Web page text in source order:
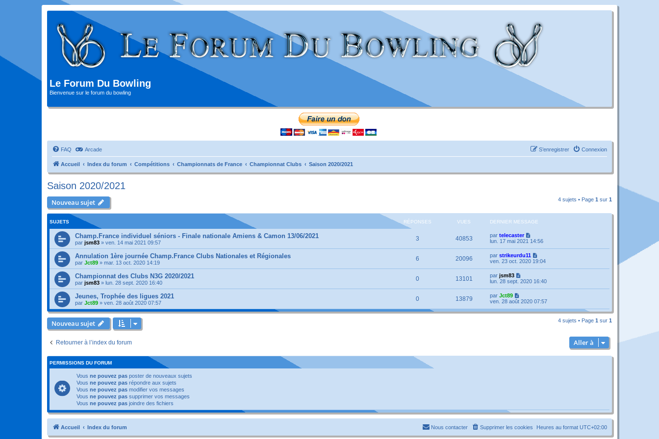
Le Forum Du Bowling
Bienvenue sur le forum du bowling
FAQ Arcade Connexion
S’enregistrer
Accueil Index du forum Compétitions Championnats de France Championnat Clubs Saison 2020/2021
Saison 2020/2021
Nouveau sujet 4 sujets • Page 1 sur 1
SUJETS RÉPONSES VUES DERNIER MESSAGE
Champ.France individuel séniors - Finale nationale Amiens & Camon 13/06/2021
par jsm83 » ven. 14 mai 2021 09:57
3 40853 par telecaster
lun. 17 mai 2021 14:56
Annulation 1ère journée Champ.France Clubs Nationales et Régionales
par Jct89 » mar. 13 oct. 2020 14:19
6 20096 par strikeurdu11
ven. 23 oct. 2020 19:04
Championnat des Clubs N3G 2020/2021
par jsm83 » lun. 28 sept. 2020 16:40
0 13101 par jsm83
lun. 28 sept. 2020 16:40
Jeunes, Trophée des ligues 2021
par Jct89 » ven. 28 août 2020 07:57
0 13879 par Jct89
ven. 28 août 2020 07:57
Nouveau sujet 4 sujets • Page 1 sur 1
Retourner à l’index du forum Aller à
PERMISSIONS DU FORUM
Vous ne pouvez pas poster de nouveaux sujets
Vous ne pouvez pas répondre aux sujets
Vous ne pouvez pas modifier vos messages
Vous ne pouvez pas supprimer vos messages
Vous ne pouvez pas joindre des fichiers
Accueil Index du forum Heures au format UTC+02:00
Supprimer les cookies
Nous contacter